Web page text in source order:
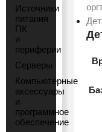
Источники
питания
ПК
и
периферии
Серверы
Компьютерные
аксессуары
и
программное
обеспечение